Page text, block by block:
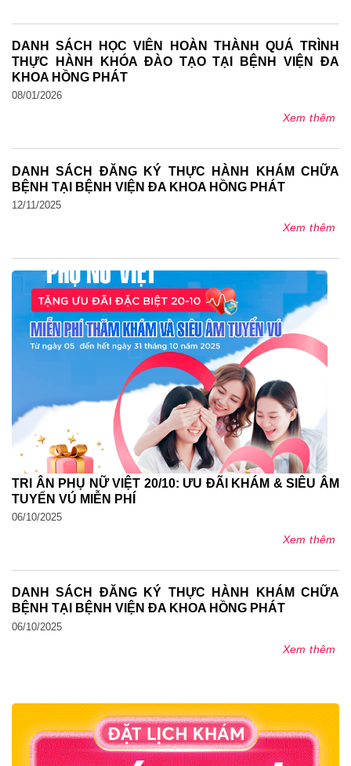
DANH SÁCH HỌC VIÊN HOÀN THÀNH QUÁ TRÌNH
THỰC HÀNH KHÓA ĐÀO TẠO TẠI BỆNH VIỆN ĐA
KHOA HỒNG PHÁT
08/01/2026
Xem thêm
DANH SÁCH ĐĂNG KÝ THỰC HÀNH KHÁM CHỮA
BỆNH TẠI BỆNH VIỆN ĐA KHOA HỒNG PHÁT
12/11/2025
Xem thêm
TRI ÂN PHỤ NỮ VIỆT 20/10: ƯU ĐÃI KHÁM & SIÊU ÂM
TUYẾN VÚ MIỄN PHÍ
06/10/2025
Xem thêm
DANH SÁCH ĐĂNG KÝ THỰC HÀNH KHÁM CHỮA
BỆNH TẠI BỆNH VIỆN ĐA KHOA HỒNG PHÁT
06/10/2025
Xem thêm